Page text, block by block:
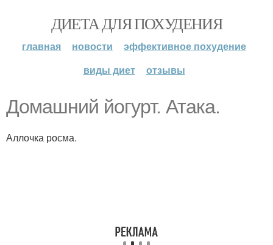
ДИЕТА ДЛЯ ПОХУДЕНИЯ
главная новости
эффективное похудение
виды диет
отзывы
Домашний йогурт. Атака.
Аллочка росма.